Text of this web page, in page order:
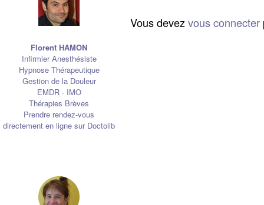
Florent HAMON
Infirmier Anesthésiste
Hypnose Thérapeutique
Gestion de la Douleur
EMDR - IMO
Thérapies Brèves
Prendre rendez-vous
directement en ligne sur Doctolib
Vous devez vous connecter